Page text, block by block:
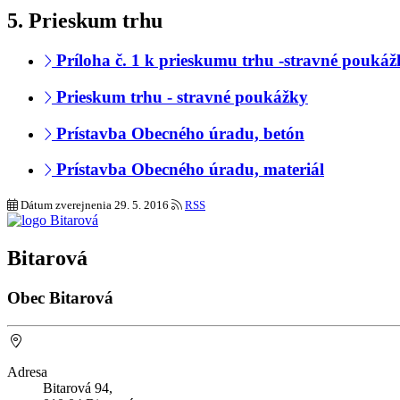
5. Prieskum trhu
Príloha č. 1 k prieskumu trhu -stravné
Prieskum trhu - stravné poukážky
Prístavba Obecného úradu, betón
Prístavba Obecného úradu, materiál
Dátum zverejnenia 29. 5. 2016 RSS
Bitarová
Obec Bitarová
Adresa
Bitarová 94,